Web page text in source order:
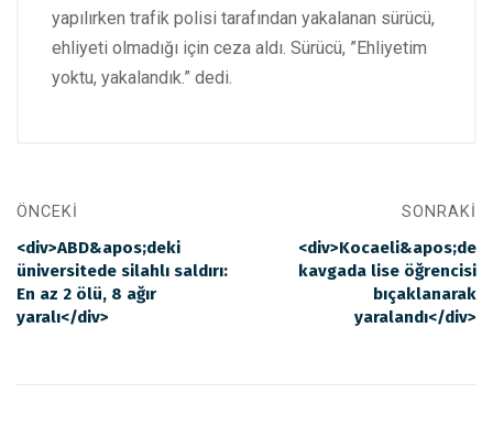
yapılırken trafik polisi tarafından yakalanan sürücü,
ehliyeti olmadığı için ceza aldı. Sürücü, ”Ehliyetim
yoktu, yakalandık.” dedi.
ÖNCEKI
<div>ABD&apos;deki
üniversitede silahlı saldırı:
En az 2 ölü, 8 ağır
yaralı</div>
SONRAKI
<div>Kocaeli&apos;de
kavgada lise öğrencisi
bıçaklanarak
yaralandı</div>